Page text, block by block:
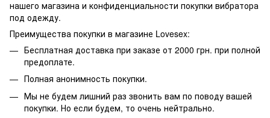
нашего магазина и конфиденциальности покупки вибратора
под одежду.
Преимущества покупки в магазине Lovesex:
Бесплатная доставка при заказе от 2000 грн. при полной
предоплате.
Полная анонимность покупки.
Мы не будем лишний раз звонить вам по поводу вашей
покупки. Но если будем, то очень нейтрально.